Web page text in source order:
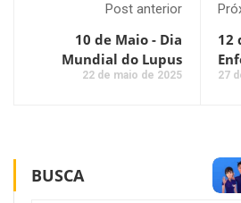
Post anterior
10 de Maio - Dia
Mundial do Lupus
22 de maio de 2025
12
27
BUSCA